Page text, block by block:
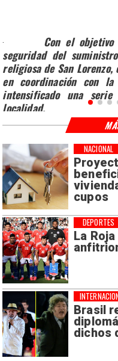
· Con el
seguridad del
religiosa de San Lorenzo,
en coordinación con la
intensificado una
localidad.
cupos
NACIONAL
La
DEPORTES
Brasil
dichos